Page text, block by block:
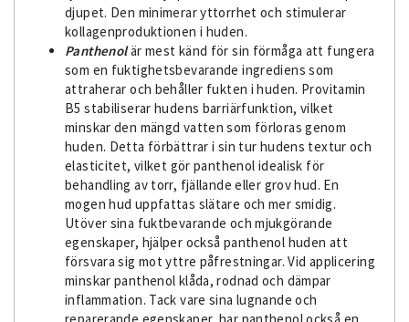
djupet. Den minimerar yttorrhet och stimulerar
kollagenproduktionen i huden.
Panthenolär mest känd för sin förmåga att fungera
som en fuktighetsbevarande ingrediens som
attraherar och behåller fukten i huden. Provitamin
B5 stabiliserar hudens barriärfunktion, vilket
minskar den mängd vatten som förloras genom
huden. Detta förbättrar i sin tur hudens textur och
elasticitet, vilket gör panthenol idealisk för
behandling av torr, fjällande eller grov hud. En
mogen hud uppfattas slätare och mer smidig.
Utöver sina fuktbevarande och mjukgörande
egenskaper, hjälper också panthenol huden att
försvara sig mot yttre påfrestningar. Vid applicering
minskar panthenol klåda, rodnad och dämpar
inflammation. Tack vare sina lugnande och